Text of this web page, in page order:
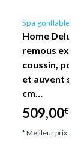
Spa gonflable
Home
remous
coussin,
et auvent
cm…
509,00€*
* Meilleur prix